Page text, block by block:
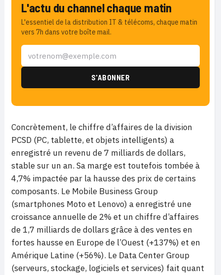
L'actu du channel chaque matin
L'essentiel de la distribution IT & télécoms, chaque matin
vers 7h dans votre boîte mail.
Concrètement, le chiffre d’affaires de la division
PCSD (PC, tablette, et objets intelligents) a
enregistré un revenu de 7 milliards de dollars,
stable sur un an. Sa marge est toutefois tombée à
4,7% impactée par la hausse des prix de certains
composants. Le Mobile Business Group
(smartphones Moto et Lenovo) a enregistré une
croissance annuelle de 2% et un chiffre d’affaires
de 1,7 milliards de dollars grâce à des ventes en
fortes hausse en Europe de l’Ouest (+137%) et en
Amérique Latine (+56%). Le Data Center Group
(serveurs, stockage, logiciels et services) fait quant